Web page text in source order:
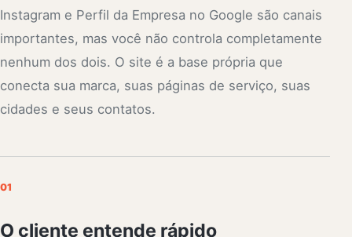
Instagram e Perfil da Empresa no Google são canais
importantes, mas você não controla completamente
nenhum dos dois. O site é a base própria que
conecta sua marca, suas páginas de serviço, suas
cidades e seus contatos.
01
O cliente entende rápido